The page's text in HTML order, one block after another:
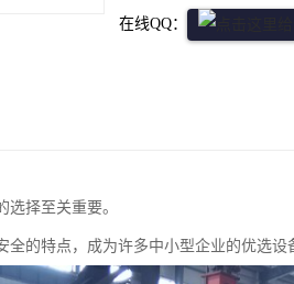
在线QQ：
择至关重要。
全的特点，成为许多中小型企业的优选设